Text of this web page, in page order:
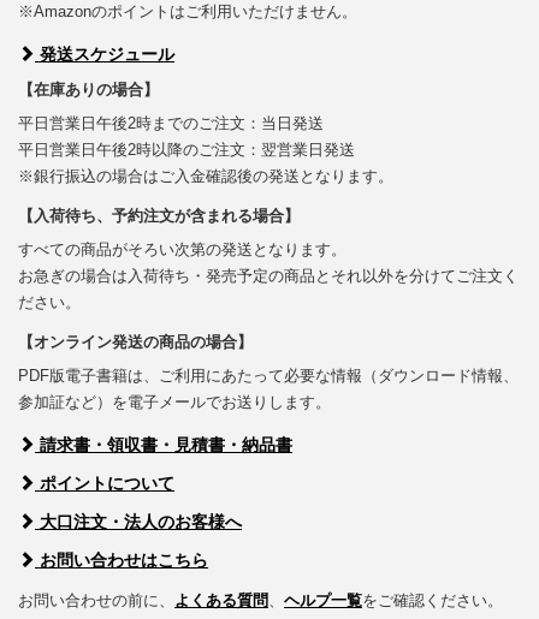
※Amazonのポイントはご利用いただけません。
発送スケジュール
【在庫ありの場合】
平日営業日午後2時までのご注文：当日発送
平日営業日午後2時以降のご注文：翌営業日発送
※銀行振込の場合はご入金確認後の発送となります。
【入荷待ち、予約注文が含まれる場合】
すべての商品がそろい次第の発送となります。
お急ぎの場合は入荷待ち・発売予定の商品とそれ以外を分けてご注文く
ださい。
【オンライン発送の商品の場合】
PDF版電子書籍は、ご利用にあたって必要な情報（ダウンロード情報、
参加証など）を電子メールでお送りします。
請求書・領収書・見積書・納品書
ポイントについて
大口注文・法人のお客様へ
お問い合わせはこちら
お問い合わせの前に、 よくある質問 ヘルプ一覧をご確認ください。